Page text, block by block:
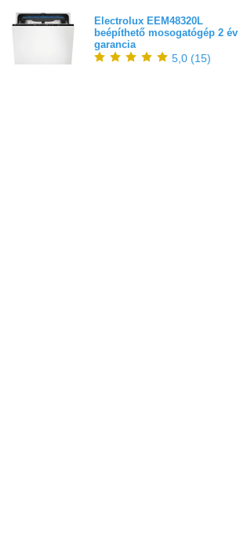
Electrolux EEM48320L
beépíthető mosogatógép 2 év
garancia
5,0 (15)